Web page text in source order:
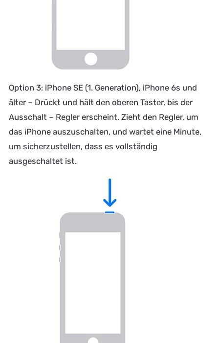
Option 3: iPhone SE (1. Generation), iPhone 6s und
älter – Drückt und hält den oberen Taster, bis der
Ausschalt – Regler erscheint. Zieht den Regler, um
das iPhone auszuschalten, und wartet eine Minute,
um sicherzustellen, dass es vollständig
ausgeschaltet ist.